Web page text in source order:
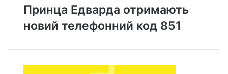
Принца Едварда отримають
новий телефонний код 851